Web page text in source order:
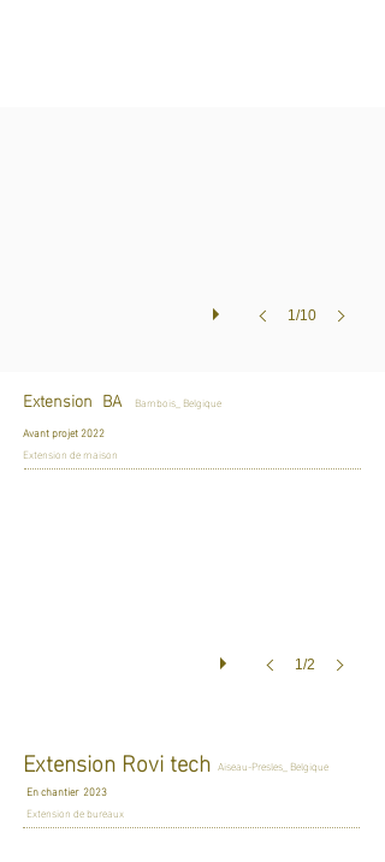
1/10
Avant projet 2022
Extension de maison
Bambois_ Belgique
Extension BA
1/2
Aiseau-Presles_ Belgique
Extension Rovi tech
En chantier 2023
Extension de bureaux